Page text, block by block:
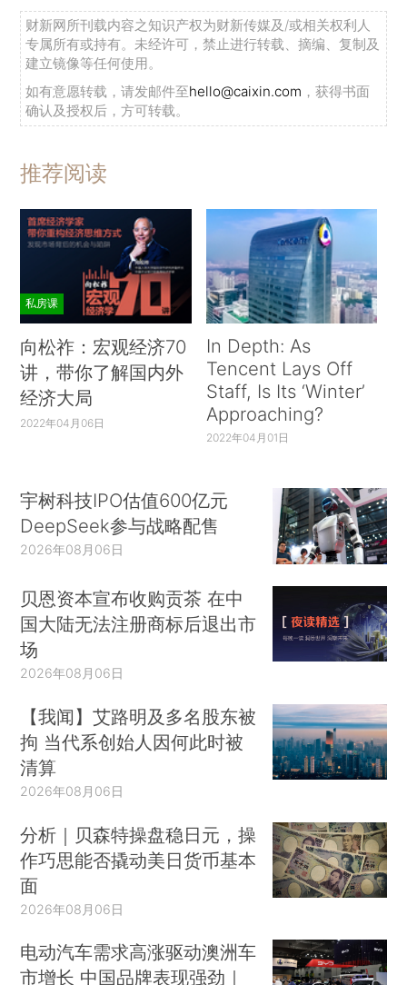
财新网所刊载内容之知识产权为财新传媒及/或相关权利人
专属所有或持有。未经许可，禁止进行转载、摘编、复制及
建立镜像等任何使用。
如有意愿转载，请发邮件至hello@caixin.com ，获得书面
确认及授权后，方可转载。
推荐阅读
私房课
向松祚：宏观经济70
讲，带你了解国内外
经济大局
2022年04月06日
In Depth: As
Tencent Lays Off
Staff, Is Its ‘Winter’
Approaching?
2022年04月01日
宇树科技IPO估值600亿元
DeepSeek参与战略配售
2026年08月06日
贝恩资本宣布收购贡茶 在中
国大陆无法注册商标后退出市
场
2026年08月06日
【我闻】艾路明及多名股东被
拘 当代系创始人因何此时被
清算
2026年08月06日
分析｜贝森特操盘稳日元，操
作巧思能否撬动美日货币基本
面
2026年08月06日
电动汽车需求高涨驱动澳洲车
市增长 中国品牌表现强劲｜